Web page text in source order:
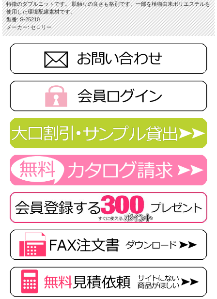
※取り寄せ商品、在庫有無、納期後日連絡
★ 関連シリーズを全て見る
特徴のダブルニットです。 肌触りの良さも格別です。一部を植物由来ポリエステルを
使用した環境配慮素材です。
型番: S-25210
メーカー: セロリー